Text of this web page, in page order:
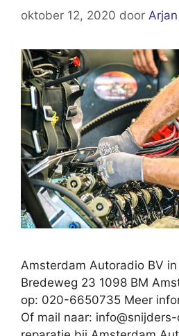
oktober 12, 2020 door Arjan
Amsterdam Autoradio BV
Bredeweg 23 1098 BM
op: 020-6650735 Meer
Of mail naar: